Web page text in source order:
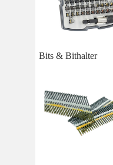
Bits & Bithalter